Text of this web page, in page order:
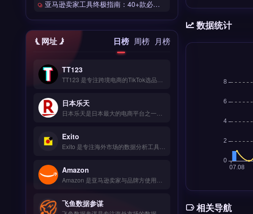
数据统计
相关导航
亚马逊卖家工具终极指南：40+款必备工具全链路解析
网址 日榜 周榜 月榜
TT123
日本乐天
Exito
Amazon
飞鱼数据参谋